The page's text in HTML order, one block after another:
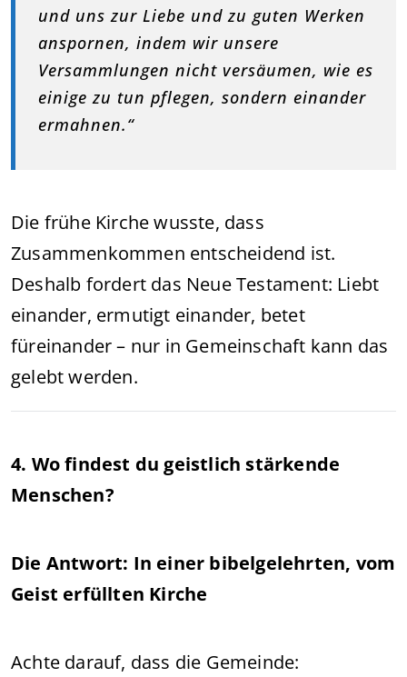
und uns zur Liebe und zu guten Werken
anspornen, indem wir unsere
Versammlungen nicht versäumen, wie es
einige zu tun pflegen, sondern einander
ermahnen.“
Die frühe Kirche wusste, dass
Zusammenkommen entscheidend ist.
Deshalb fordert das Neue Testament: Liebt
einander, ermutigt einander, betet
füreinander – nur in Gemeinschaft kann das
gelebt werden.
4. Wo findest du geistlich stärkende
Menschen?
Die Antwort: In einer bibelgelehrten, vom
Geist erfüllten Kirche
Achte darauf, dass die Gemeinde: